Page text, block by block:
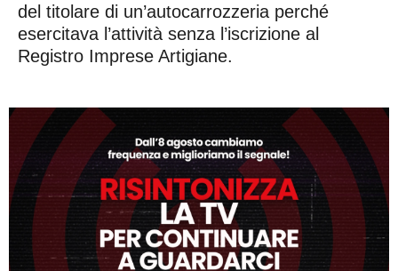
del titolare di un’autocarrozzeria perché
esercitava l’attività senza l’iscrizione al
Registro Imprese Artigiane.